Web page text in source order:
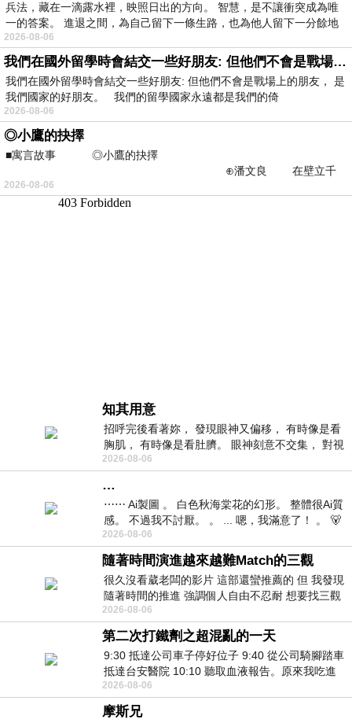
兵法，藏在一滴露水裡，映照日出的方向。 智慧，是不讓衝突成為唯
一的答案。 進退之間，為自己留下一條生路，也為他人留下一分餘地
2026-08-06
我們在國外留學時會結交一些好朋友: 但他們不會是戰場上的朋友
我們在國外留學時會結交一些好朋友: 但他們不會是戰場上的朋友， 是
我們國家的好朋友。 我們的留學國家永遠都是我們的倚
2026-08-06
◎小鷹的抉擇
■寓言故事 ◎小鷹的抉擇
⊕潘文良 在壁立千
仞的懸崖上，有一座遮天蔽
2026-08-06
知其用意
招呼完後看著妳， 發現眼神又偏移， 有時像是看
胸肌， 有時像是看肚臍。 眼神刻意不交集， 對視
視線不對齊， 讓我很難不
2026-08-06
…
⋯⋯ Ai製圖 。 白色秋海棠花的幻形。 整體很Ai質
感。 不過我不討厭。 。 ... 嗯，我滿意了！ 。 🐻
昨中
2026-08-06
隨著時間演進越來越難Match的三觀
很久沒看葳老闆的影片 這部還蠻推薦的 但 我發現
隨著時間的推進 強調個人自由不忍耐 想要找三觀
接近的不要說對象 連朋友都超
2026-08-06
第二次打鐵劑之超混亂的一天
9:30 抵達公司車子停好位子 9:40 從公司騎腳踏車
抵達台安醫院 10:10 聽取血液報告。原來我吃進
去的 B12 彌可保並非沒有吸收而是超
2026-08-06
摩斯兄